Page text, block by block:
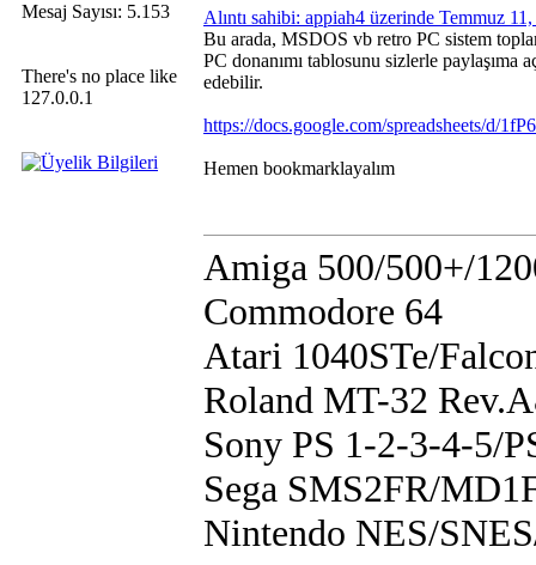
Mesaj Sayısı: 5.153
There's no place like
127.0.0.1
Alıntı sahibi: appiah4 üzerinde Temmuz
Bu arada, MSDOS vb retro PC sistem
PC donanımı tablosunu sizlerle paylaşıma
edebilir.
https://docs.google.com/spreadsheets/d/
Hemen bookmarklayalım
Amiga 500/500+/
Commodore 64
Atari 1040STe/
Roland MT-32
Sony PS 1-2-3-4-5/
Sega SMS2FR/
Nintendo NES/